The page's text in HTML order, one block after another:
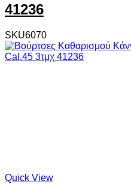
41236
SKU6070
Quick View